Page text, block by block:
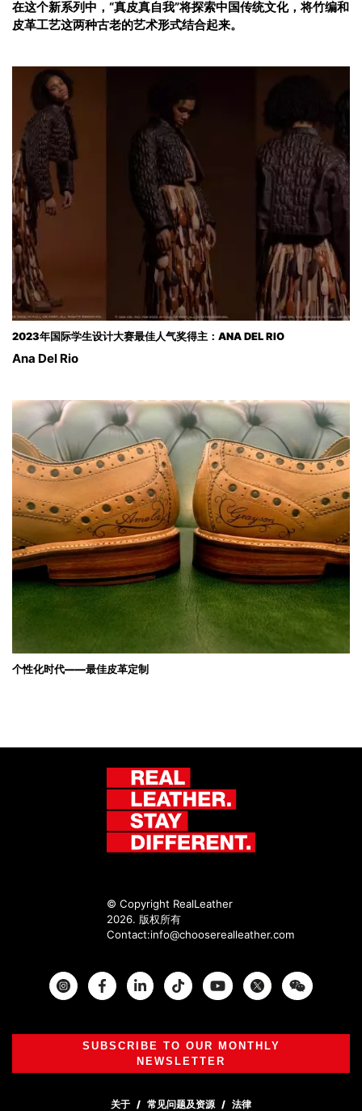
在这个新系列中，“真皮真自我”将探索中国传统文化，将竹编和
皮革工艺这两种古老的艺术形式结合起来。
2023年国际学生设计大赛最佳人气奖得主：ANA DEL RIO
Ana Del Rio
个性化时代——最佳皮革定制
© Copyright RealLeather
2026. 版权所有
Contact:info@chooserealleather.com
InstagramFacebook Twitter
SUBSCRIBE TO OUR MONTHLY
NEWSLETTER
关于 常见问题及资源 法律